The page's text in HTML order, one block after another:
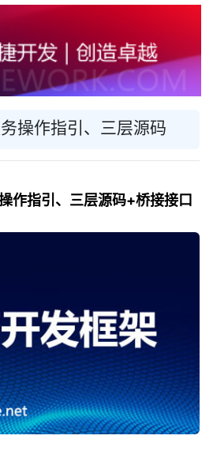
操作指引、三层源码
作指引、三层源码+桥接接口